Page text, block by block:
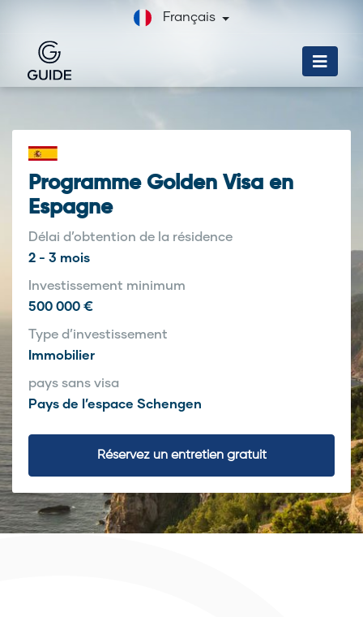
Français
Programme Golden Visa en
Espagne
Délai d’obtention de la résidence
2 - 3 mois
Investissement minimum
500 000 €
Type d’investissement
Immobilier
pays sans visa
Pays de l’espace Schengen
Réservez un entretien gratuit